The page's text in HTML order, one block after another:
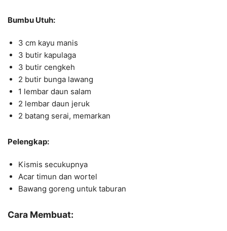
Bumbu Utuh:
3 cm kayu manis
3 butir kapulaga
3 butir cengkeh
2 butir bunga lawang
1 lembar daun salam
2 lembar daun jeruk
2 batang serai, memarkan
Pelengkap:
Kismis secukupnya
Acar timun dan wortel
Bawang goreng untuk taburan
Cara Membuat: